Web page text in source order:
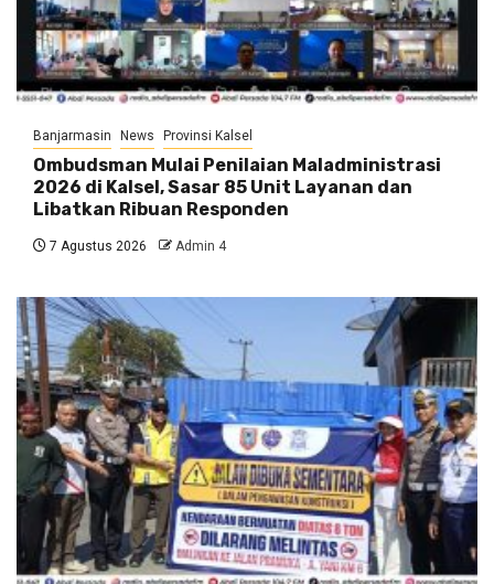
Banjarmasin News Provinsi Kalsel
Ombudsman Mulai Penilaian Maladministrasi
2026 di Kalsel, Sasar 85 Unit Layanan dan
Libatkan Ribuan Responden
7 Agustus 2026 Admin 4